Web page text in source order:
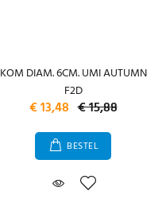
KOM DIAM. 6CM. UMI AUTUMN
F2D
€ 13,48 € 15,88
BESTEL